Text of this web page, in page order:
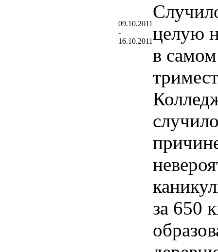
09.10.2011
-
16.10.2011целую
в самом
за 650